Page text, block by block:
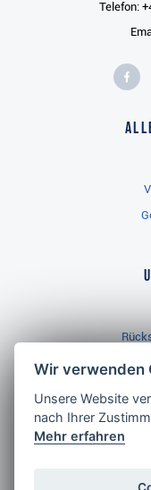
Telefon:
Wir verwenden
Unsere Website
nach Ihrer
Mehr erfahren